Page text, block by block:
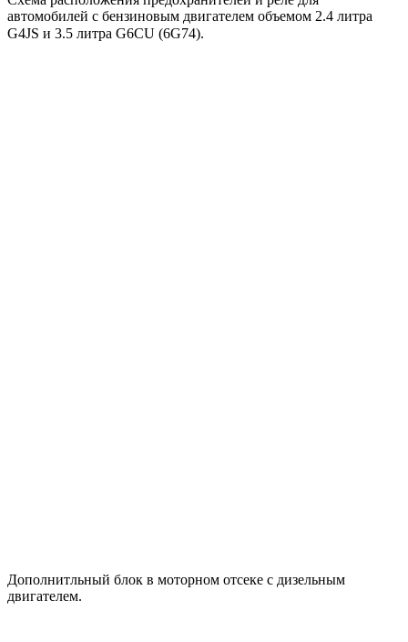
автомобилей с бензиновым двигателем объемом 2.4 литра
G4JS и 3.5 литра G6CU (6G74).
Дополнитльный блок в моторном отсеке с дизельным
двигателем.